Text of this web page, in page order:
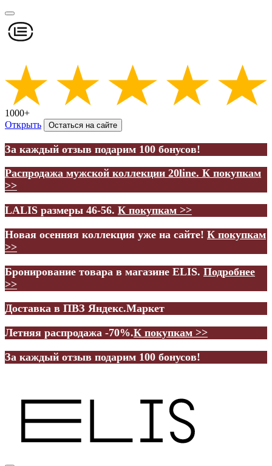
1000+
Открыть
Остаться на сайте
За каждый отзыв подарим 100 бонусов!
Распродажа мужской коллекции 20line. К покупкам
>>
LALIS размеры 46-56. К покупкам >>
Новая осенняя коллекция уже на сайте! К покупкам
>>
Бронирование товара в магазине ELIS. Подробнее
>>
Доставка в ПВЗ Яндекс.Маркет
Летняя распродажа -70%.К покупкам >>
За каждый отзыв подарим 100 бонусов!